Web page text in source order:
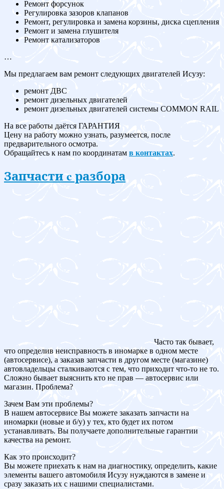
Ремонт форсунок
Регулировка зазоров клапанов
Ремонт, регулировка и замена корзины, диска сцепления
Ремонт и замена глушителя
Ремонт катализаторов
…
Мы предлагаем вам ремонт следующих двигателей Исузу:
ремонт ДВС
ремонт дизельных двигателей
ремонт дизельных двигателей системы COMMON RAIL
На все работы даётся ГАРАНТИЯ
Цену на работу можно узнать, разумеется, после
предварительного осмотра.
Обращайтесь к нам по координатам в контактах.
Запчасти c разбора
Часто так бывает,
что определив неисправность в иномарке в одном месте
(автосервисе), а заказав запчасти в другом месте (магазине)
автовладельцы сталкиваются с тем, что приходит что-то не то.
Сложно бывает выяснить кто не прав — автосервис или
магазин. Проблема?
Зачем Вам эти проблемы?
В нашем автосервисе Вы можете заказать запчасти на
иномарки (новые и б/у) у тех, кто будет их потом
устанавливать. Вы получаете дополнительные гарантии
качества на ремонт.
Как это происходит?
Вы можете приехать к нам на диагностику, определить, какие
элементы вашего автомобиля Исузу нуждаются в замене и
сразу заказать их с нашими специалистами.